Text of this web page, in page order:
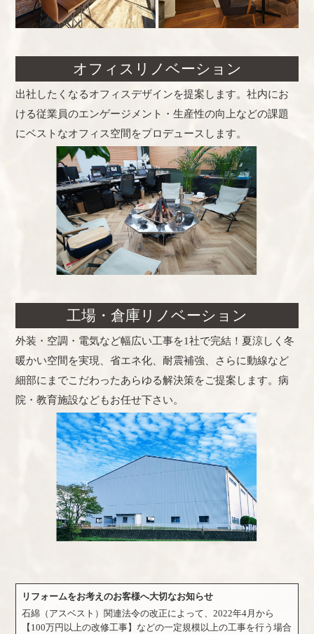
オフィスリノベーション
出社したくなるオフィスデザインを提案します。社内にお
ける従業員のエンゲージメント・生産性の向上などの課題
にベストなオフィス空間をプロデュースします。
工場・倉庫リノベーション
外装・空調・電気など幅広い工事を1社で完結！夏涼しく冬
暖かい空間を実現、省エネ化、耐震補強、さらに動線など
細部にまでこだわったあらゆる解決策をご提案します。病
院・教育施設などもお任せ下さい。
リフォームをお考えのお客様へ大切なお知らせ
石綿（アスベスト）関連法令の改正によって、2022年4月から
【100万円以上の改修工事】などの一定規模以上の工事を行う場合